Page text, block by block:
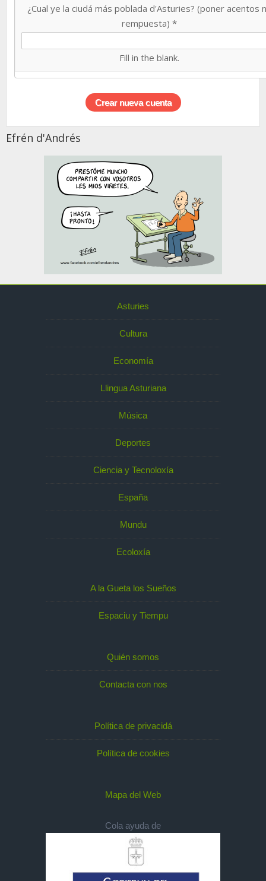
¿Cual ye la ciudá más poblada d'Asturies? (poner acentos
rempuesta) *
Fill in the blank.
Efrén d'Andrés
Asturies
Cultura
Economía
Llingua Asturiana
Música
Deportes
Ciencia y Tecnoloxía
España
Mundu
Ecoloxía
A la Gueta los Sueños
Espaciu y Tiempu
Quién somos
Contacta con nos
Política de privacidá
Política de cookies
Mapa del Web
Cola ayuda de